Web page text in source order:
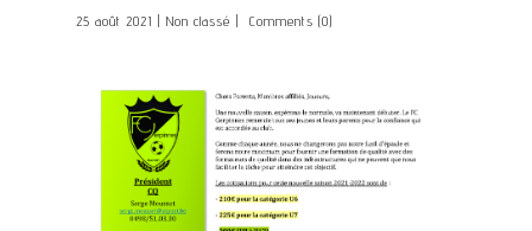
25 août 2021 Non classé Comments (0)